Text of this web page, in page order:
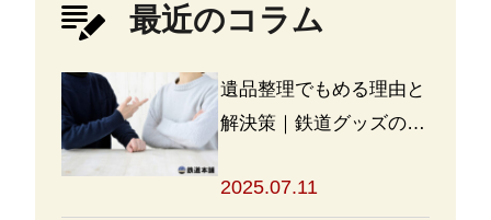
最近のコラム
遺品整理でもめる理由と
解決策｜鉄道グッズの整
2025.07.11